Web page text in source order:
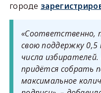
городе
«Соответственно,
свою поддержку
числа
придётся собрать
максимальное